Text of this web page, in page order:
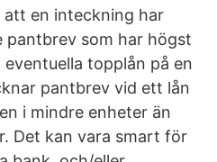
en inteckning har
pantbrev som har högst
topplån på en
pantbrev vid ett lån
i mindre enheter än
Det kan vara smart för